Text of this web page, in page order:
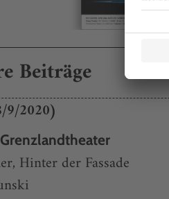
Beiträge
9/2020)
Hinter der Fassade